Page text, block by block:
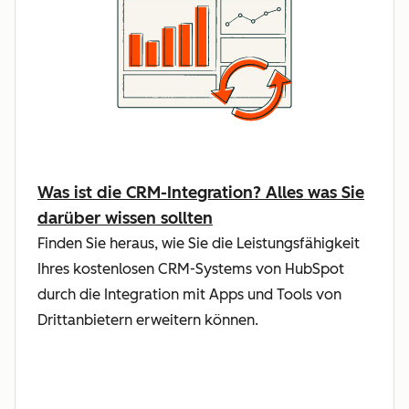
Was ist die CRM-Integration? Alles was Sie
darüber wissen sollten
Finden Sie heraus, wie Sie die Leistungsfähigkeit
Ihres kostenlosen CRM-Systems von HubSpot
durch die Integration mit Apps und Tools von
Drittanbietern erweitern können.